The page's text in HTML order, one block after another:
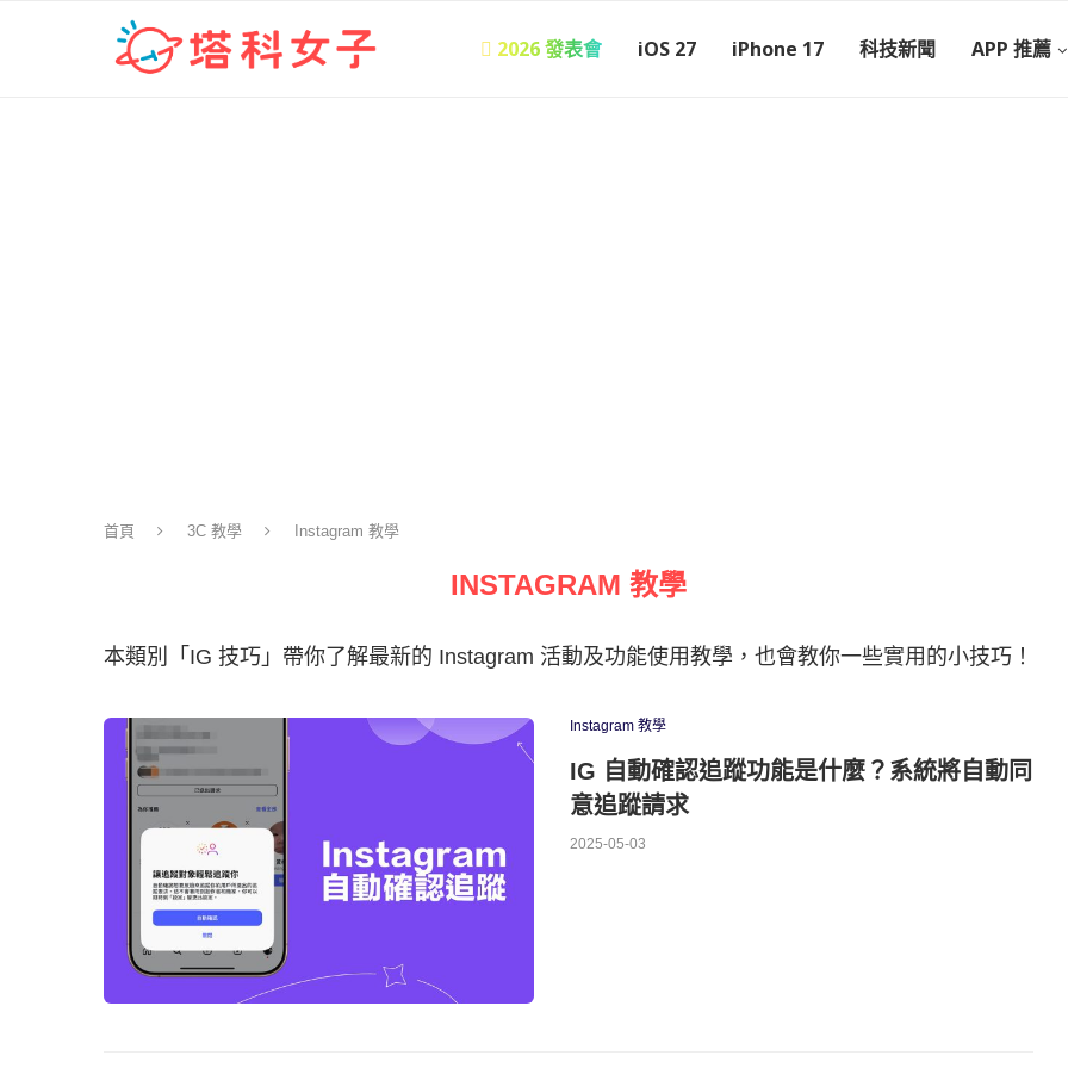
 2026 發表會 iOS 27 iPhone 17 科技新聞 APP 推薦
首頁 3C 教學 Instagram 教學
INSTAGRAM 教學
本類別「IG 技巧」帶你了解最新的 Instagram 活動及功能使用教學，也會教你一些實用的小技巧！
Instagram 教學
IG 自動確認追蹤功能是什麼？系統將自動同
意追蹤請求
2025-05-03